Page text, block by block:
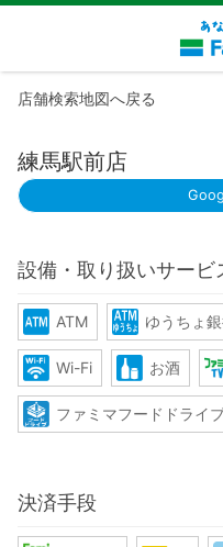
店舗検索地図へ戻る
練馬駅前店
設備・取り扱いサービ
ATM ゆうちょ
Wi-Fi お酒
ファミマフードドライ
決済手段